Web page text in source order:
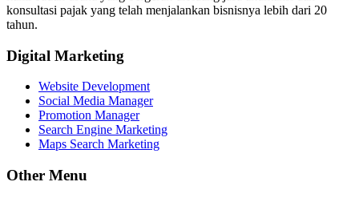
konsultasi pajak yang telah menjalankan bisnisnya lebih dari 20
tahun.
Digital Marketing
Website Development
Social Media Manager
Promotion Manager
Search Engine Marketing
Maps Search Marketing
Other Menu